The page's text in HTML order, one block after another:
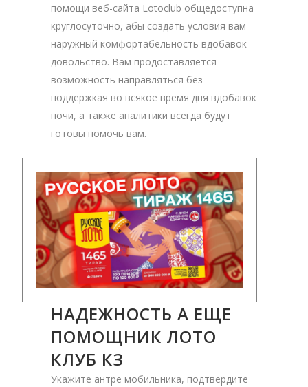
помощи веб-сайта Lotoclub общедоступна
круглосуточно, абы создать условия вам
наружный комфортабельность вдобавок
довольство. Вам продоставляется
возможность направляться без
поддержкая во всякое время дня вдобавок
ночи, а также аналитики всегда будут
готовы помочь вам.
НАДЕЖНОСТЬ А ЕЩЕ
ПОМОЩНИК ЛОТО
КЛУБ КЗ
Укажите антре мобильника, подтвердите